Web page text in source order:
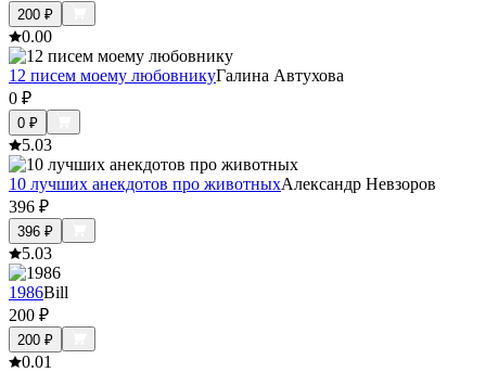
200 ₽
0.00
12 писем моему любовникуГалина Автухова
0 ₽
0 ₽
5.03
10 лучших анекдотов про животныхАлександр Невзоров
396 ₽
396 ₽
5.03
1986Bill
200 ₽
200 ₽
0.01